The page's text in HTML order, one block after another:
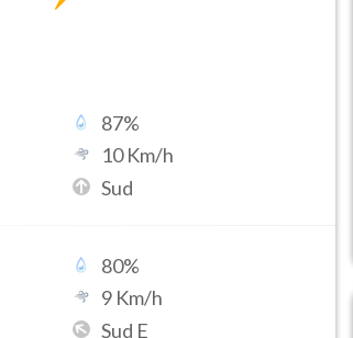
87%
10Km/h
Sud
80%
9 Km/h
Sud E